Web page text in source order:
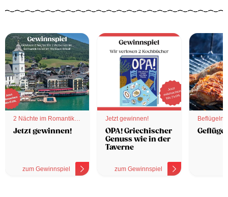
2 Nächte im Romantik
Hotel
Jetzt gewinnen!
zum Gewinnspiel
Jetzt gewinnen!
OPA! Griechischer
Genuss wie in der
Taverne
zum Gewinnspiel